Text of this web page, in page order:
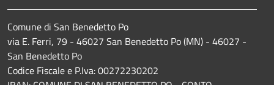
Comune di San Benedetto Po
via E. Ferri, 79 - 46027 San Benedetto Po (MN) - 46027 -
San Benedetto Po
Codice Fiscale e P.Iva: 00272230202